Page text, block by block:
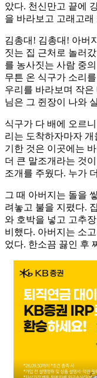
았다. 천신만고 끝에
을 바라보고 고래고
김총대! 김총대! 아버
짓는 집 근처로 놀러
를 농사짓는 사람 중
무튼 온 식구가 소리
우리를 바라보며 작
님은 그 쥔장이 나와
식구가 다 배에 오르
리는 도착하자마자
기한 것은 이곳에는
더 큰 말조개라는 것
조개를 주웠다. 누가
그 때 아버지는 돌을
려놓고 불을 지폈다.
와 호박을 넣고 고추
비했다. 아버지는 소
었다. 한소끔 끓인 후